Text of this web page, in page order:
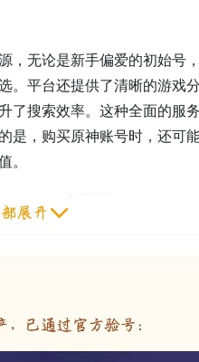
，无论是新手偏爱的初始号
。平台还提供了清晰的游戏
了搜索效率。这种全面的服
是，购买原神账号时，还可
。